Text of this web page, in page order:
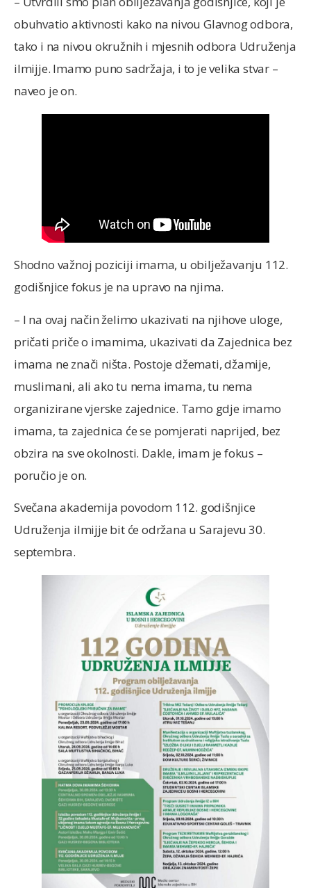
obuhvatio aktivnosti kako na nivou Glavnog odbora,
tako i na nivou okružnih i mjesnih odbora Udruženja
ilmijje. Imamo puno sadržaja, i to je velika stvar –
naveo je on.
Shodno važnoj poziciji imama, u obilježavanju 112.
godišnjice fokus je na upravo na njima.
– I na ovaj način želimo ukazivati na njihove uloge,
pričati priče o imamima, ukazivati da Zajednica bez
imama ne znači ništa. Postoje džemati, džamije,
muslimani, ali ako tu nema imama, tu nema
organizirane vjerske zajednice. Tamo gdje imamo
imama, ta zajednica će se pomjerati naprijed, bez
obzira na sve okolnosti. Dakle, imam je fokus –
poručio je on.
Svečana akademija povodom 112. godišnjice
Udruženja ilmijje bit će održana u Sarajevu 30.
septembra.